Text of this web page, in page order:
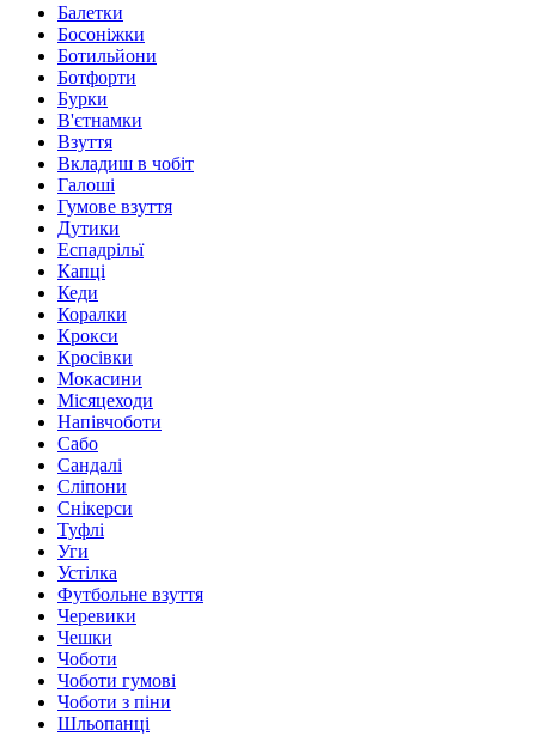
Балетки
Босоніжки
Ботильйони
Ботфорти
Бурки
В'єтнамки
Взуття
Вкладиш в чобіт
Галоші
Гумове взуття
Дутики
Еспадрільї
Капці
Кеди
Коралки
Крокси
Кросівки
Мокасини
Місяцеходи
Напівчоботи
Сабо
Сандалі
Сліпони
Снікерси
Туфлі
Уги
Устілка
Футбольне взуття
Черевики
Чешки
Чоботи
Чоботи гумові
Чоботи з піни
Шльопанці